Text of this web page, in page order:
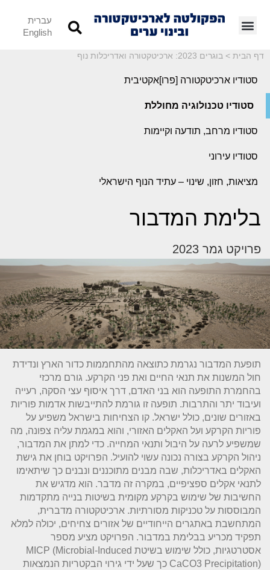
עברית
English
דף הבית > בוגרים 2023: ארכיטקטורה ואדריכלות נוף
סטודיו ארכיטקטורה [פרו]אקטיבית
סטודיו טכנולוגיה מחוללת
סטודיו מרחב, תודעה וקיימות
סטודיו עירוני
מציאות, חזון, שינוי – עתיד הנוף הישראלי
בלימת המדבור
פרויקט גמר 2023
תופעת המדבור נגרמת כתוצאה מהתחממות כדור הארץ ונדידת
חול המשנות את תנאי החיים ואת פני הקרקע. גורם מרכזי
בהחמרת התופעה הוא בני האדם, דרך איסוף עצי הסקה, רעייה
ועיבוד יתר והתרבות. תופעה זו גורמת להתייבשות אדמות פוריות
באזורים שונים, כולל ישראל. קו הצחיחות בישראל משפיע על
פוריות הקרקע ועל האקלים האזורי, והוא במגמת עליה צפונה, מה
שמשפיע לרעה על היבול ותנאי המחייה. כדי למתן את המדבור,
ניהול הקרקע בצורה נכונה עשוי להועיל. הפרויקט בוחן את גישת
האקלים באדריכלות, שבה מבנים מתוכננים ונבנים כך שיתאימו
לתנאי אקלים ספציפיים, במקרה זה מדבר. הוא מדגיש את
החשיבות של שימוש בקרקע מקומית בשיטות בנייה מתקדמות
המבוססות על טכניקות מסורתיות. ארכיטקטורה מדברית,
המתחשבת באתגרים הייחודיים של אזורים צחיחים, יכולה למלא
תפקיד מכריע בבלימת במדבור. הפרויקט מציע מספר
אסטרטגיות, כולל שימוש בשיטת MICP (Microbial-Induced
CaCO3 Precipitation) כך שעל ידי גירוי הבקטריות הנמצאות